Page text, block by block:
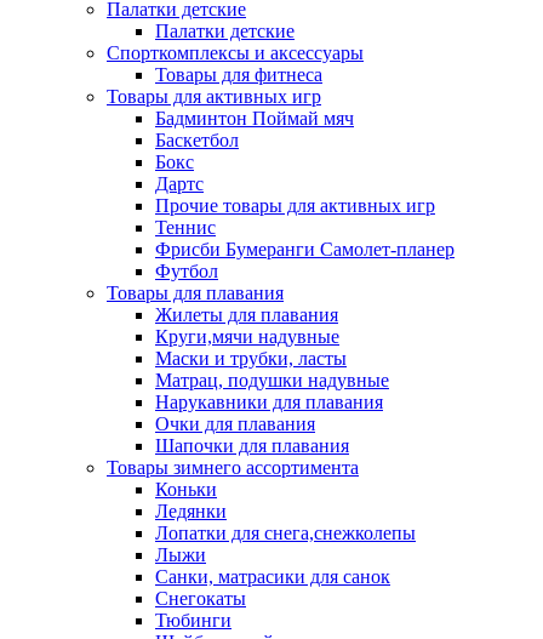
Палатки детские
Палатки детские
Спорткомплексы и аксессуары
Товары для фитнеса
Товары для активных игр
Бадминтон Поймай мяч
Баскетбол
Бокс
Дартс
Прочие товары для активных игр
Теннис
Фрисби Бумеранги Самолет-планер
Футбол
Товары для плавания
Жилеты для плавания
Круги,мячи надувные
Маски и трубки, ласты
Матрац, подушки надувные
Нарукавники для плавания
Очки для плавания
Шапочки для плавания
Товары зимнего ассортимента
Коньки
Ледянки
Лопатки для снега,снежколепы
Лыжи
Санки, матрасики для санок
Снегокаты
Тюбинги